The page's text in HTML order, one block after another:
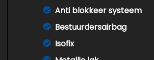
Anti blokkeer systeem
Bestuurdersairbag
Isofix